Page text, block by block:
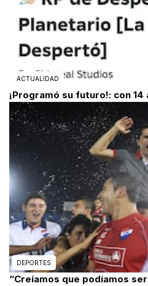
ACTUALIDAD
¡Programó su futuro!: con
DEPORTES
“Creíamos que podíamos